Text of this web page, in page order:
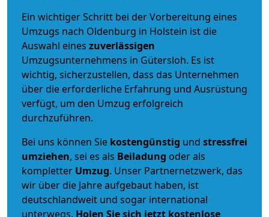
Ein wichtiger Schritt bei der Vorbereitung eines
Umzugs nach Oldenburg in Holstein ist die
Auswahl eines zuverlässigen
Umzugsunternehmens in Gütersloh. Es ist
wichtig, sicherzustellen, dass das Unternehmen
über die erforderliche Erfahrung und Ausrüstung
verfügt, um den Umzug erfolgreich
durchzuführen.
Bei uns können Sie kostengünstig und stressfrei
umziehen, sei es als Beiladung oder als
kompletter Umzug. Unser Partnernetzwerk, das
wir über die Jahre aufgebaut haben, ist
deutschlandweit und sogar international
unterwegs. Holen Sie sich jetzt kostenlose